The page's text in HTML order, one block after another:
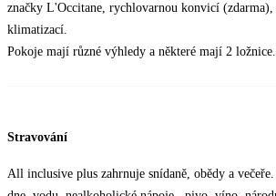
značky L'Occitane, rychlovarnou konvicí
klimatizací.
Pokoje mají různé výhledy a některé mají 2 ložnice.
Stravování
All inclusive plus zahrnuje snídaně, obědy a